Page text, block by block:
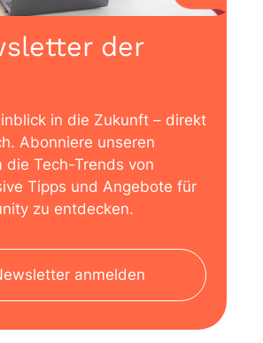
der
in die Zukunft – direkt
Abonniere unseren
die Tech-Trends von
Tipps und Angebote für
zu entdecken.
anmelden